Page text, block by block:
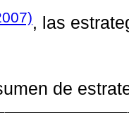
, las
de